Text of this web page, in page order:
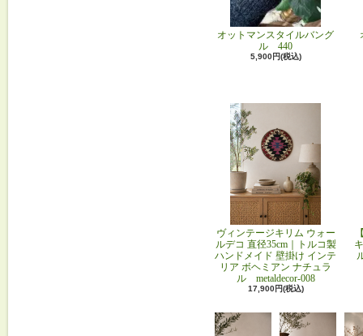
オットマンスタイルバング
ル 440
5,900円(税込)
ヴィンテージキリム ウォー
ルデコ 直径35cm｜トルコ製
ハンドメイド 壁掛け インテ
リア ボヘミアン ナチュラ
ル metaldecor-008
17,900円(税込)